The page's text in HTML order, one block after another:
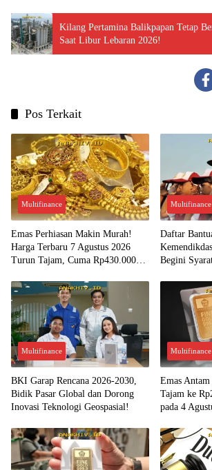
Kilang Pertamina Balikpapan Tetap
Saat Libur Lebaran 2026!
Pos Terkait
Multifinance
Emas Perhiasan Makin Murah!
Harga Terbaru 7 Agustus 2026
Turun Tajam, Cuma Rp430.000
Multifinance
Daftar
Begini
Multifinance
BKI Garap Rencana 2026-2030,
Bidik Pasar Global dan Dorong
Inovasi Teknologi Geospasial!
Multifinance
Emas
Tajam ke
pada 4